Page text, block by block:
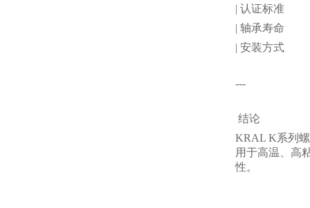
| 认证标
| 轴承寿
| 安装方式 |
---
结论
KRAL K系列
用于高温、高
性。